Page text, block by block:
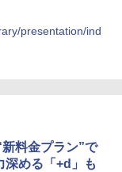
presentation/ind
新料金プラン”で
深める「+d」も